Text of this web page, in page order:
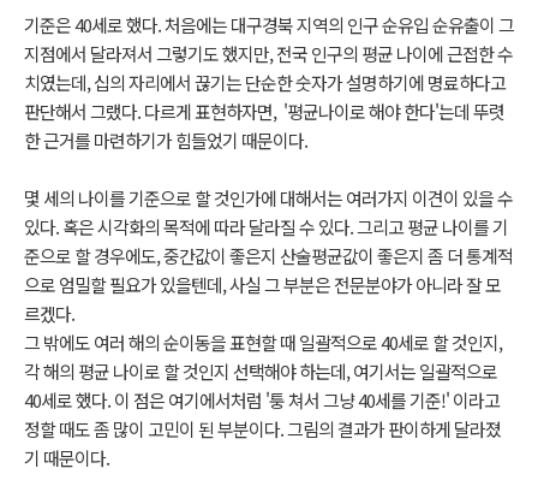
기준은 40세로 했다. 처음에는 대구경북 지역의 인구 순유입 순유출이 그
지점에서 달라져서 그렇기도 했지만, 전국 인구의 평균 나이에 근접한 수
치였는데, 십의 자리에서 끊기는 단순한 숫자가 설명하기에 명료하다고
판단해서 그랬다. 다르게 표현하자면, '평균나이로 해야 한다'는데 뚜렷
한 근거를 마련하기가 힘들었기 때문이다.
몇 세의 나이를 기준으로 할 것인가에 대해서는 여러가지 이견이 있을 수
있다. 혹은 시각화의 목적에 따라 달라질 수 있다. 그리고 평균 나이를 기
준으로 할 경우에도, 중간값이 좋은지 산술평균값이 좋은지 좀 더 통계적
으로 엄밀할 필요가 있을텐데, 사실 그 부분은 전문분야가 아니라 잘 모
르겠다.
그 밖에도 여러 해의 순이동을 표현할 때 일괄적으로 40세로 할 것인지,
각 해의 평균 나이로 할 것인지 선택해야 하는데, 여기서는 일괄적으로
40세로 했다. 이 점은 여기에서처럼 '퉁 쳐서 그냥 40세를 기준!' 이라고
정할 때도 좀 많이 고민이 된 부분이다. 그림의 결과가 판이하게 달라졌
기 때문이다.